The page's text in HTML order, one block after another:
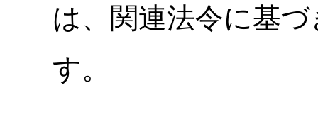
は、関連法令に基
す。